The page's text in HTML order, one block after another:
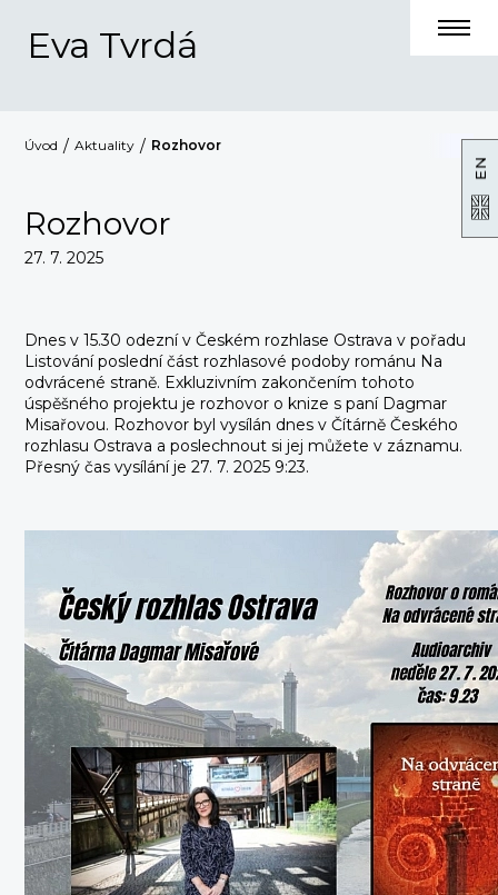
Eva Tvrdá
EN
Úvod Aktuality Rozhovor
Rozhovor
27. 7. 2025
Dnes v 15.30 odezní v Českém rozhlase Ostrava v pořadu
Listování poslední část rozhlasové podoby románu Na
odvrácené straně. Exkluzivním zakončením tohoto
úspěšného projektu je rozhovor o knize s paní Dagmar
Misařovou. Rozhovor byl vysílán dnes v Čítárně Českého
rozhlasu Ostrava a poslechnout si jej můžete v záznamu.
Přesný čas vysílání je 27. 7. 2025 9:23.